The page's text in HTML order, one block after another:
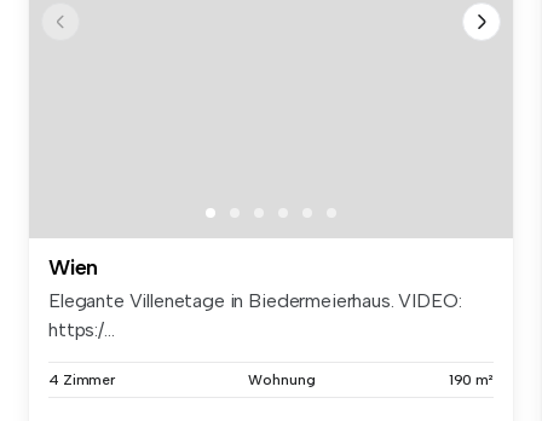
Wien
Elegante Villenetage in Biedermeierhaus. VIDEO:
https:/...
4 Zimmer Wohnung 190 m²